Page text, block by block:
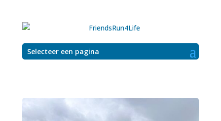
Selecteer een pagina